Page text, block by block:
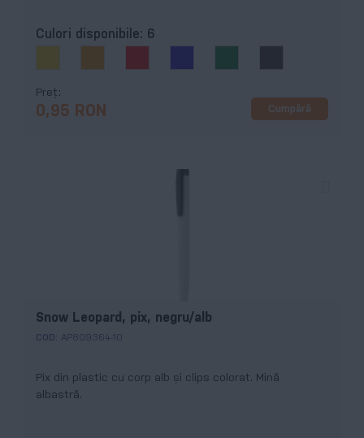
Culori disponibile: 6
Preț
0,95 RON Cumpără
Snow Leopard, pix, negru/alb
COD: AP809364-10
Pix din plastic cu corp alb şi clips colorat. Mină
albastră.